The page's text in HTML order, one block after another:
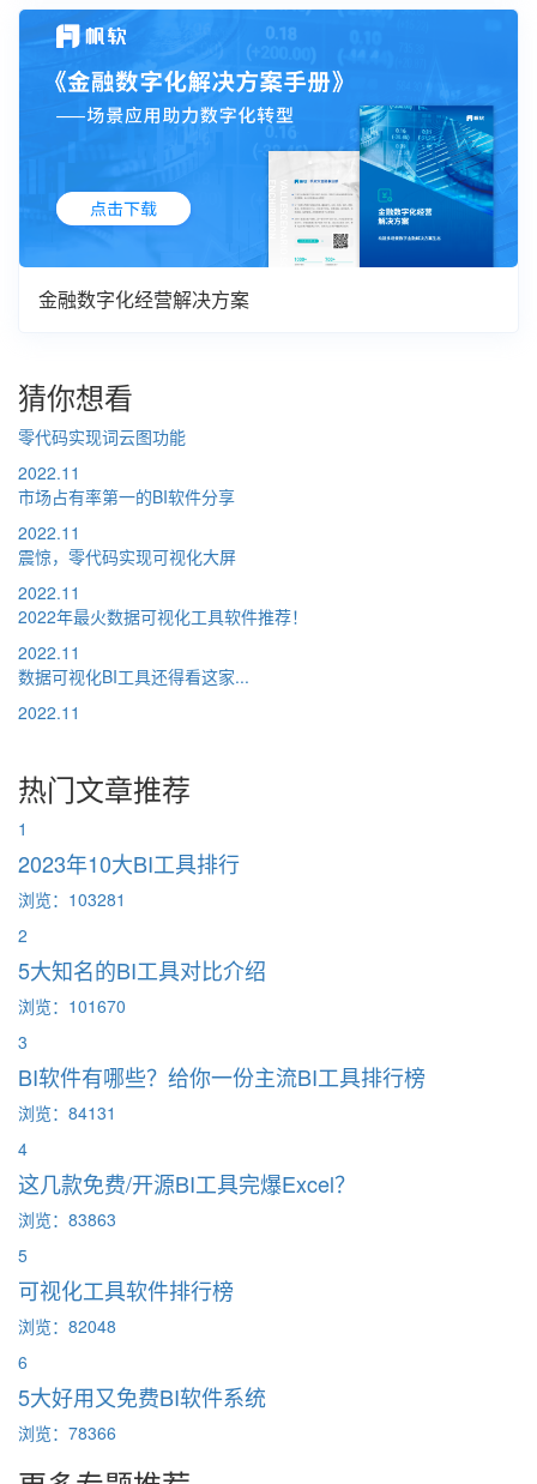
金融数字化经营解决方案
猜你想看
零代码实现词云图功能
2022.11
市场占有率第一的BI软件分享
2022.11
震惊，零代码实现可视化大屏
2022.11
2022年最火数据可视化工具软件推荐！
2022.11
数据可视化BI工具还得看这家...
2022.11
热门文章推荐
1
2023年10大BI工具排行
浏览：103281
2
5大知名的BI工具对比介绍
浏览：101670
3
BI软件有哪些？给你一份主流BI工具排行榜
浏览：84131
4
这几款免费/开源BI工具完爆Excel？
浏览：83863
5
可视化工具软件排行榜
浏览：82048
6
5大好用又免费BI软件系统
浏览：78366